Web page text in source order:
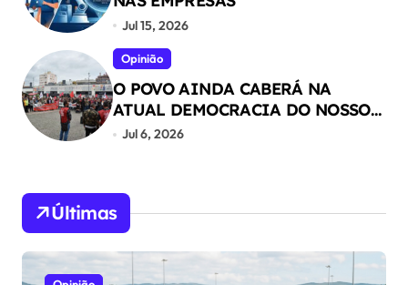
Jul 15, 2026
Opinião
O POVO AINDA CABERÁ NA
ATUAL DEMOCRACIA DO NOSSO
PAÍS ?
Jul 6, 2026
Últimas